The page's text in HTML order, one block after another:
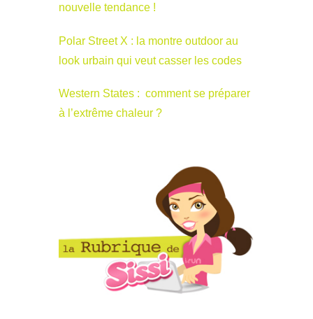
nouvelle tendance !
Polar Street X : la montre outdoor au
look urbain qui veut casser les codes
Western States : comment se préparer
à l’extrême chaleur ?